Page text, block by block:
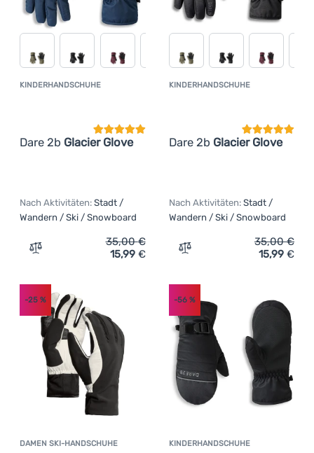
KINDERHANDSCHUHE
Dare 2b Glacier Glove
Kundenbewertung
Nach Aktivitäten: Stadt /
Wandern / Ski / Snowboard
Zum Vergleich 'Kinderhandschuhe Dare 2b Glacier
35,00€
15,99 €
KINDERHANDSCHUHE
Dare 2b Glacier Glove
Nach Aktivitäten: Stadt /
Wandern / Ski / Snowboard
Zum Vergleich
35,00€
15,99 €
DAMEN SKI-HANDSCHUHEKundenbewertung
-25 %
KINDERHANDSCHUHE
-56%